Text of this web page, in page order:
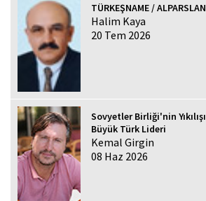
TÜRKEŞNAME /
Halim Kaya
20 Tem 2026
Sovyetler Birliği'nin
Büyük Türk Lideri
Kemal Girgin
08 Haz 2026